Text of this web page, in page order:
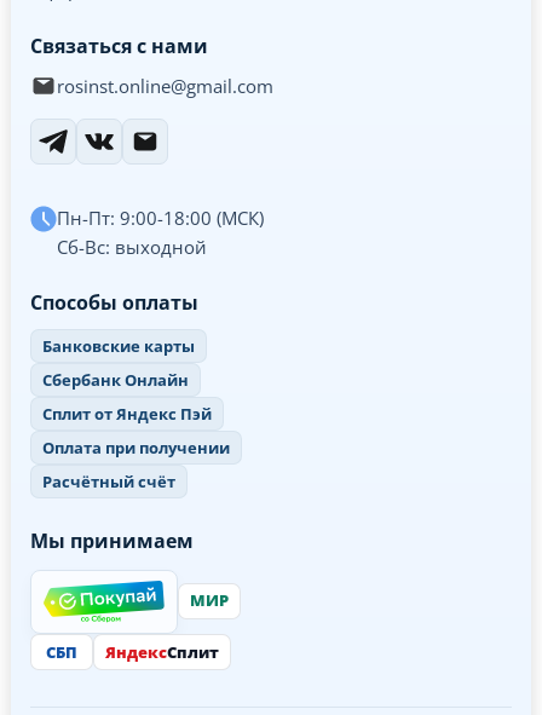
Связаться с нами
rosinst.online@gmail.com
Пн-Пт: 9:00-18:00 (МСК)
Сб-Вс: выходной
Способы оплаты
Банковские карты
Сбербанк Онлайн
Сплит от Яндекс Пэй
Оплата при получении
Расчётный счёт
Мы принимаем
МИР
СБП ЯндексСплит